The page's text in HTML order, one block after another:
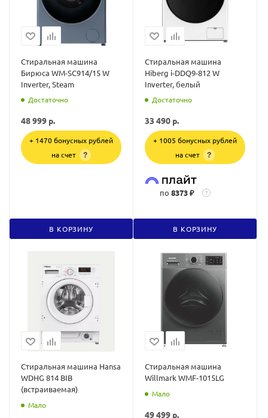
Стиральная машина
Бирюса WM-SC914/15 W
Inverter, Steam
Достаточно
48 999 р.
+ 1470 бонусных рублей
на счет
?
В КОРЗИНУ
Стиральная машина
Hiberg i-DDQ9-812 W
Inverter, белый
Достаточно
33 490 р.
+ 1005 бонусных рублей
на счет
?
по 8373 ₽ ?
В КОРЗИНУ
Стиральная машина Hansa
WDHG 814 BIB
(встраиваемая)
Мало
Стиральная машина
Willmark WMF-1015LG
Мало
49 499 р.